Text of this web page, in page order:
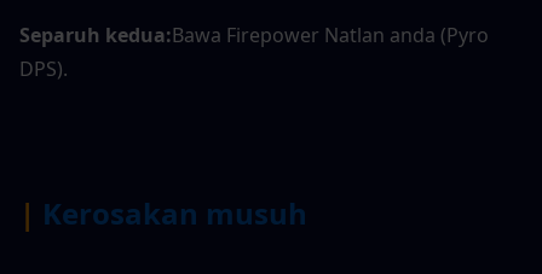
Separuh kedua:Bawa Firepower Natlan anda (Pyro
DPS).
| Kerosakan musuh